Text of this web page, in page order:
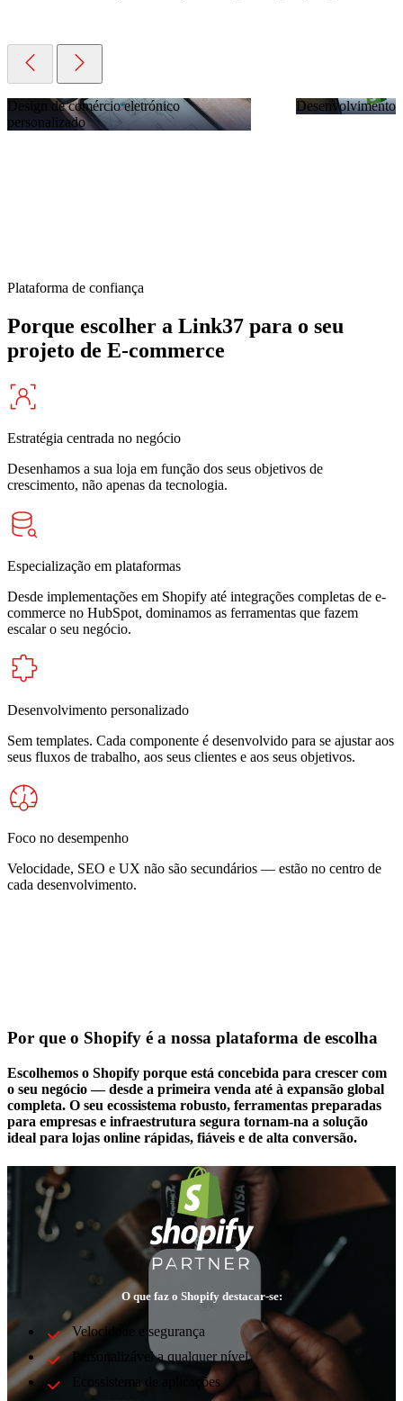
Design de comércio eletrónico
personalizado
Desenvolvimento
Plataforma de confiança
Porque escolher a Link37 para o seu
projeto de E-commerce
Estratégia centrada no negócio
Desenhamos a sua loja em função dos seus objetivos de
crescimento, não apenas da tecnologia.
Especialização em plataformas
Desde implementações em Shopify até integrações completas de e-
commerce no HubSpot, dominamos as ferramentas que fazem
escalar o seu negócio.
Desenvolvimento personalizado
Sem templates. Cada componente é desenvolvido para se ajustar aos
seus fluxos de trabalho, aos seus clientes e aos seus objetivos.
Foco no desempenho
Velocidade, SEO e UX não são secundários — estão no centro de
cada desenvolvimento.
Por que o Shopify é a nossa plataforma de escolha
Escolhemos o Shopify porque está concebida para crescer com
o seu negócio — desde a primeira venda até à expansão global
completa. O seu ecossistema robusto, ferramentas preparadas
para empresas e infraestrutura segura tornam-na a solução
ideal para lojas online rápidas, fiáveis e de alta conversão.
O que faz o Shopify destacar-se:
Velocidade e segurança
Personalizável a qualquer nível
Ecossistema de aplicações